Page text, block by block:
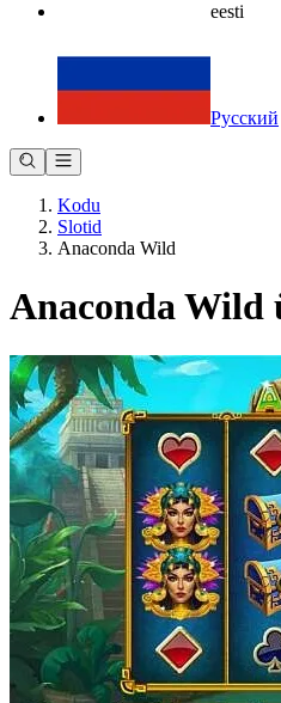
eesti
Русский
Kodu
Slotid
Anaconda Wild
Anaconda Wild